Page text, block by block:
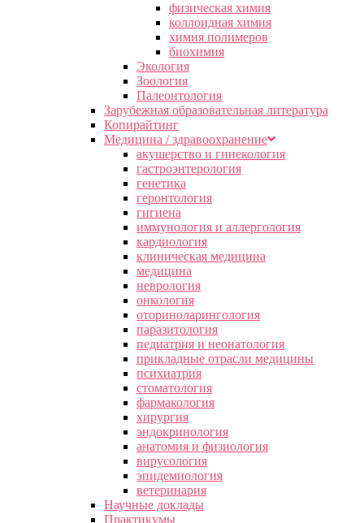
физическая химия
коллоидная химия
химия полимеров
биохимия
Экология
Зоология
Палеонтология
Зарубежная образовательная литература
Копирайтинг
Медицина / здравоохранение
акушерство и гинекология
гастроэнтерология
генетика
геронтология
гигиена
иммунология и аллергология
кардиология
клиническая медицина
медицина
неврология
онкология
оториноларингология
паразитология
педиатрия и неонатология
прикладные отрасли медицины
психиатрия
стоматология
фармакология
хирургия
эндокринология
анатомия и физиология
вирусология
эпидемиология
ветеринария
Научные доклады
Практикумы